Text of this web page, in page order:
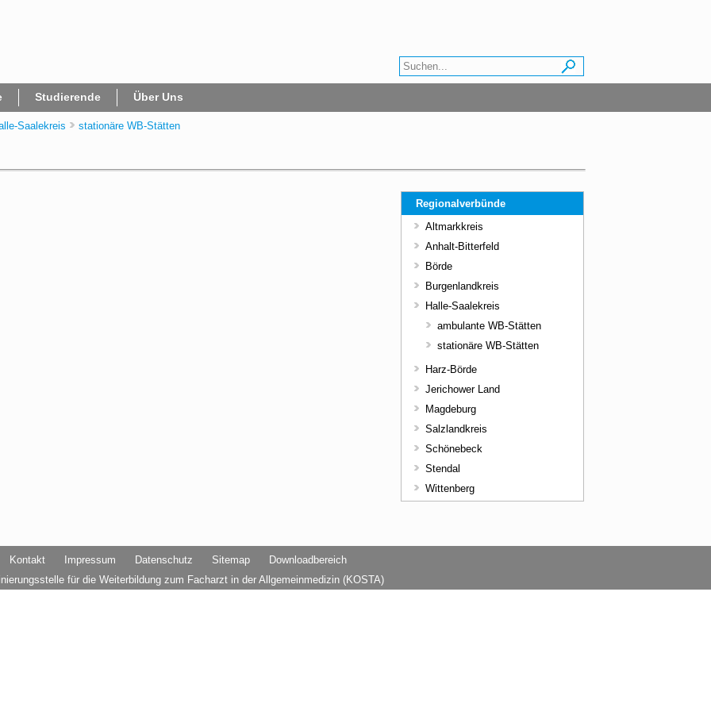
Studierende Über Uns
Saalekreis stationäre WB-Stätten
Regionalverbünde
Altmarkkreis
Anhalt-Bitterfeld
Börde
Burgenlandkreis
Halle-Saalekreis
ambulante WB-Stätten
stationäre WB-Stätten
Harz-Börde
Jerichower Land
Magdeburg
Salzlandkreis
Schönebeck
Stendal
Wittenberg
Kontakt Impressum Datenschutz Sitemap
Downloadbereich
für die Weiterbildung zum Facharzt in der Allgemeinmedizin (KOSTA)